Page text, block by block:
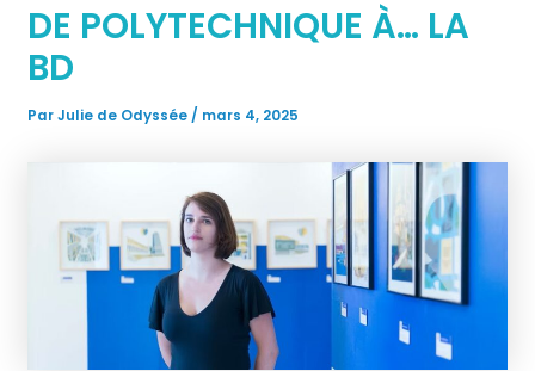
DE POLYTECHNIQUE À… LA
BD
ParJulie de Odyssée/ mars 4, 2025